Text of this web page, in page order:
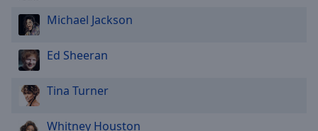
Michael Jackson
Ed Sheeran
Tina Turner
Whitney Houston